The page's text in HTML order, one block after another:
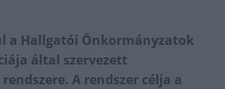
a Hallgatói Önkormányzatok
által szervezett
A rendszer célja a